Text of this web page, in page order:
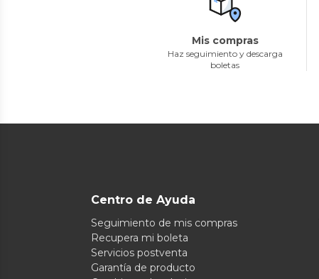
Mis compras
Haz seguimiento y descarga
boletas
Centro de Ayuda
Seguimiento de mis compras
Recupera mi boleta
Servicios postventa
Garantía de producto